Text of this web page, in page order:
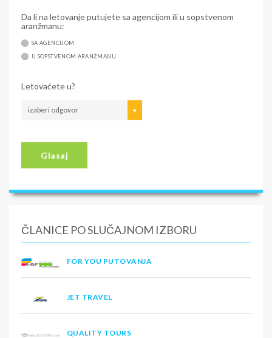
Da li na letovanje putujete sa agencijom ili u sopstvenom
aranžmanu:
SA AGENCIJOM
U SOPSTVENOM ARANŽMANU
Letovaćete u?
izaberi odgovor
Glasaj
ČLANICE PO SLUČAJNOM IZBORU
FOR YOU PUTOVANJA
JET TRAVEL
QUALITY TOURS